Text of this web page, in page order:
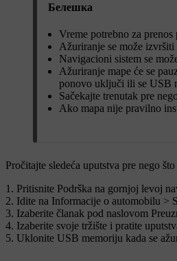
Белешка
Vreme potrebno za
Ažuriranje se može
Navigacioni sistem se
Ažuriranje mape će se
ponovo uključi ili se USB
Sačekajte trenutak pre
Ako mapa nije pravilno
Pročitajte sledeća uputstva pre nego
Pritisnite Podrška na gornjoj levoj
Idite na Informacije o automobilu >
Izaberite članak pod naslovom
Izaberite svoje tržište i pratite
Uklonite USB memoriju kada se